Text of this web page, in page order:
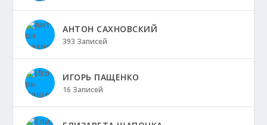
АНТОН САХНОВСКИЙ
393 Записей
ИГОРЬ ПАЩЕНКО
16 Записей